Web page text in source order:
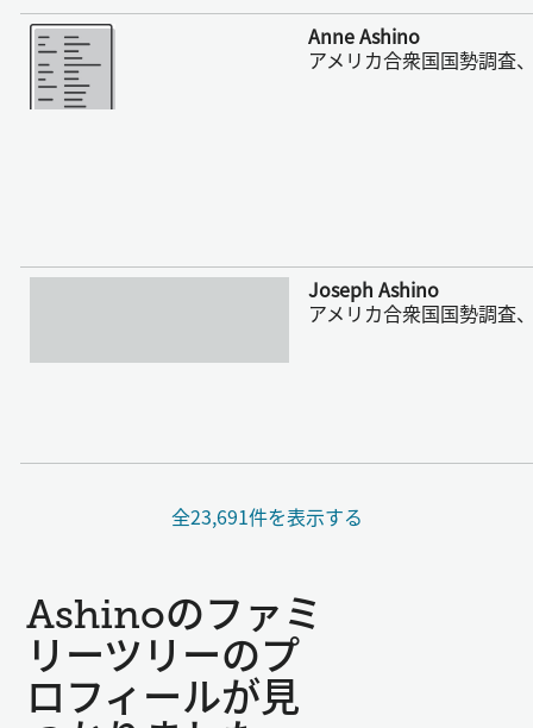
さらに表示
Anne Ashino
アメリカ合衆国国勢調査
さらに表示
Joseph Ashino
アメリカ合衆国国勢調査
全23,691件を表示する
Ashinoのファミ
リーツリーのプ
ロフィールが見